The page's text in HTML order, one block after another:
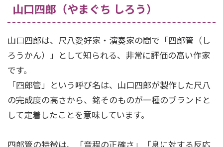
山口四郎（やまぐち しろう）
山口四郎は、尺八愛好家・演奏家の間で「四郎管（し
ろうかん）」として知られる、非常に評価の高い作家
です。
「四郎管」という呼び名は、山口四郎が製作した尺八
の完成度の高さから、銘そのものが一種のブランドと
して定着したことを意味しています。
四郎管の特徴は、「音程の正確さ」「息に対する反応